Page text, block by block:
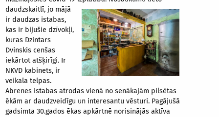
daudzskaitlī, jo mājā
ir daudzas istabas,
kas ir bijušie dzīvokļi,
kuras Dzintars
Dvinskis cenšas
iekārtot atšķirīgi. Ir
NKVD kabinets, ir
veikala telpas.
Abrenes istabas atrodas vienā no senākajām pilsētas
ēkām ar daudzveidīgu un interesantu vēsturi. Pagājušā
gadsimta 30.gados ēkas apkārtnē norisinājās aktīva